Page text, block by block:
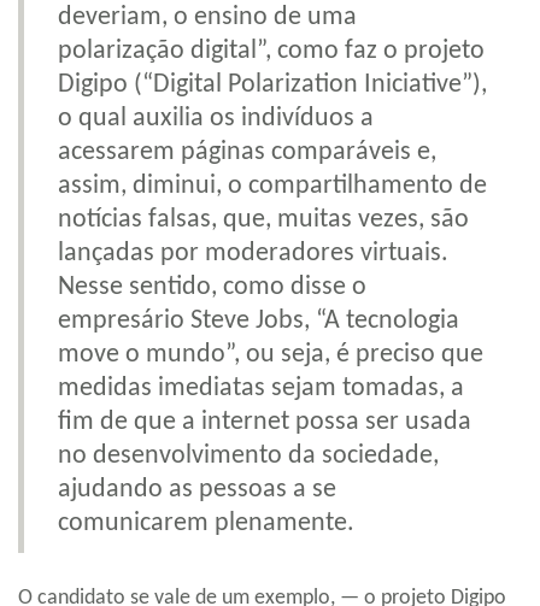
deveriam, o ensino de uma
polarização digital”, como faz o projeto
Digipo (“Digital Polarization Iniciative”),
o qual auxilia os indivíduos a
acessarem páginas comparáveis e,
assim, diminui, o compartilhamento de
notícias falsas, que, muitas vezes, são
lançadas por moderadores virtuais.
Nesse sentido, como disse o
empresário Steve Jobs, “A tecnologia
move o mundo”, ou seja, é preciso que
medidas imediatas sejam tomadas, a
fim de que a internet possa ser usada
no desenvolvimento da sociedade,
ajudando as pessoas a se
comunicarem plenamente.
O candidato se vale de um exemplo, — o projeto Digipo